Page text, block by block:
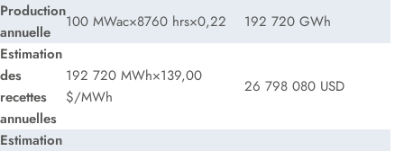
Production
annuelle
100 MWac×8760 hrs×0,22
192 720 GWh
Estimation
des
recettes
annuelles
192 720 MWh×139,00
$/MWh
26 798 080 USD
Estimation